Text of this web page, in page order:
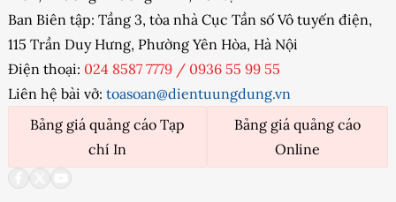
Ban Biên tập: Tầng 3, tòa nhà Cục Tần số Vô tuyến điện,
115 Trần Duy Hưng, Phường Yên Hòa, Hà Nội
Điện thoại: 024 8587 7779 / 0936 55 99 55
Liên hệ bài vở: toasoan@dientuungdung.vn
Bảng giá quảng cáo Tạp
chí In
Bảng giá quảng cáo
Online